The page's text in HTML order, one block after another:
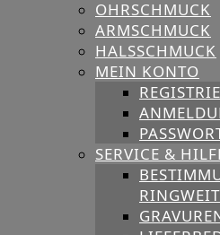
OHRSCHMUCK
ARMSCHMUCK
HALSSCHMUCK
MEIN KONTO
SERVICE &